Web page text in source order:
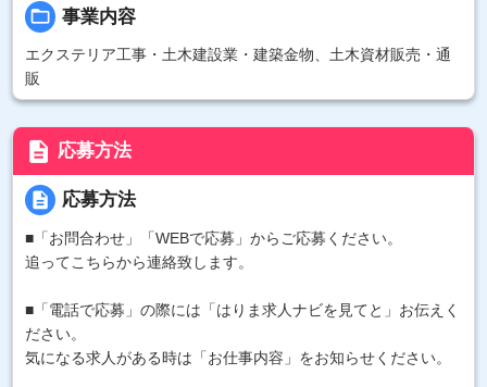
folder_open 事業内容
エクステリア工事・土木建設業・建築金物、土木資材販売・通
販
description 応募方法
description 応募方法
■「お問合わせ」「WEBで応募」からご応募ください。
追ってこちらから連絡致します。
■「電話で応募」の際には「はりま求人ナビを見てと」お伝えく
ださい。
気になる求人がある時は「お仕事内容」をお知らせください。